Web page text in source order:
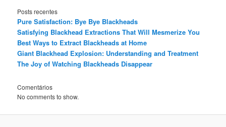
Posts recentes
Pure Satisfaction: Bye Bye Blackheads
Satisfying Blackhead Extractions That Will Mesmerize You
Best Ways to Extract Blackheads at Home
Giant Blackhead Explosion: Understanding and Treatment
The Joy of Watching Blackheads Disappear
Comentários
No comments to show.